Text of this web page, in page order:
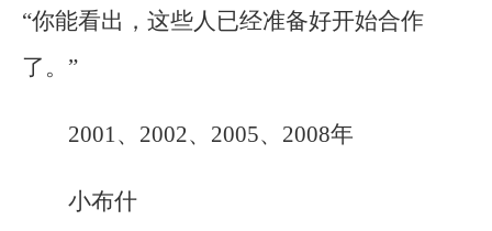
“你能看出，这些人已经准备好开始合作
了。”
2001、2002、2005、2008年
小布什